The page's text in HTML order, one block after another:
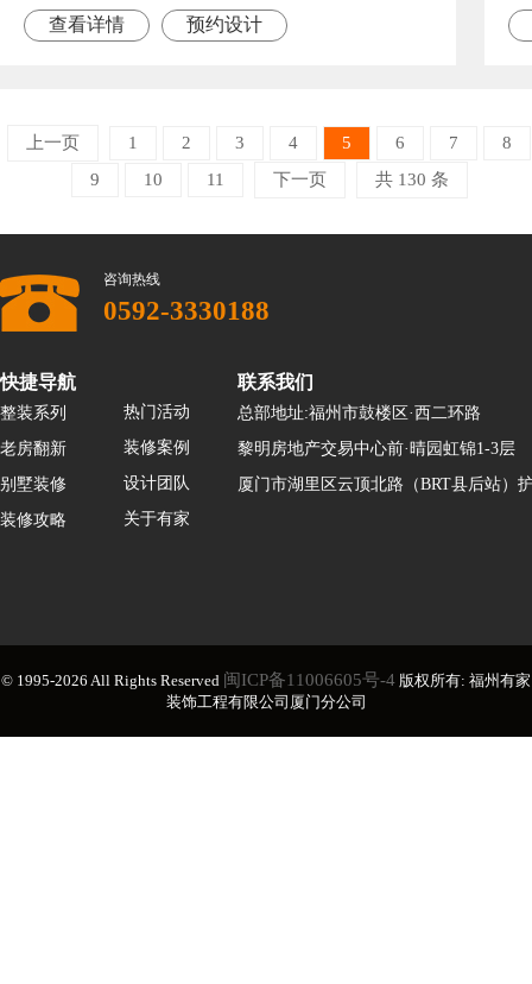
查看详情 预约设计
上一页 1 2 3 4 5 6 7
8
9
10 11 下一页 共 130 条
咨询热线
0592-3330188
快捷导航
整装系列
老房翻新
别墅装修
装修攻略
热门活动
装修案例
设计团队
关于有家
联系我们
总部地址:福州市鼓楼区·西二环路
黎明房地产交易中心前·晴园虹锦1-3层
厦门市湖里区云顶北路（BRT县后站）
© 1995-2026 All Rights Reserved 闽ICP备11006605号-4 版权所有: 福州有家
装饰工程有限公司厦门分公司